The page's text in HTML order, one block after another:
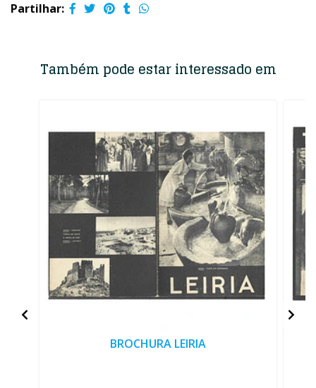
Partilhar:
Também pode estar interessado em
BROCHURA LEIRIA